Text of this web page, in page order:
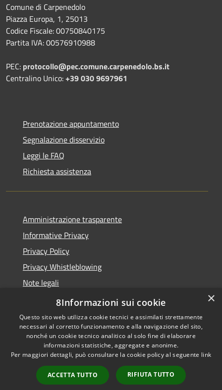
Comune di Carpenedolo
Piazza Europa, 1, 25013
Codice Fiscale: 00750840175
Partita IVA: 00576910988
PEC: protocollo@pec.comune.carpenedolo.bs.it
Centralino Unico:+39 030 9697961
Prenotazione appuntamento
Segnalazione disservizio
Leggi le FAQ
Richiesta assistenza
Amministrazione trasparente
Informative Privacy
Privacy Policy
Privacy Whistleblowing
Note legali
Dichiarazione di accessibilità
Accessibilità
Copyright © 2026 • Comune di
Carpenedolo • Powered by
Municipium•
Accesso
redazione
×
8Informazioni sui cookie
Questo sito web utilizza cookie tecnici e assimilati strettamente
necessari al corretto funzionamento e alla navigazione del sito,
nonché un cookie tecnico analitico al solo fine di elaborare
informazioni statistiche, aggregate e anonime.
Per maggiori dettagli, può consultare la cookie policy al seguente link
ACCETTA TUTTO RIFIUTA TUTTO